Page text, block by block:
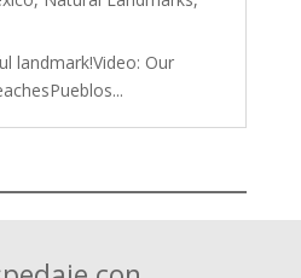
landmark!Video: Our